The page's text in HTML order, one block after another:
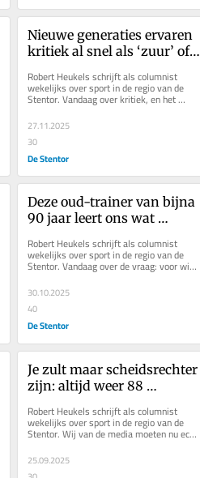
Nieuwe generaties ervaren
kritiek al snel als ‘zuur’ of
stemmen van de
naoorlogse generatie zijn
Robert Heukels schrijft als columnist
wekelijks over sport in de regio van de
Stentor. Vandaag over kritiek, en het
verschil tussen vroeger en nu.
27.11.2025
30
De Stentor
Deze oud-trainer van bijna
90 jaar leert ons wat
Robert Heukels schrijft als columnist
wekelijks over sport in de regio van de
Stentor. Vandaag over de vraag: voor wie
spelen we eigenlijk voetbal?
30.10.2025
40
De Stentor
Je zult maar scheidsrechter
zijn: altijd weer 88
kin die je afkraken
Robert Heukels schrijft als columnist
wekelijks over sport in de regio van de
Stentor. Wij van de media moeten nu echt
eens normaal gaan doen en...
25.09.2025